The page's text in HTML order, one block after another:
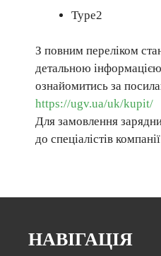
Type2
З повним переліком
детальною
ознайомитись за
https://ugv.ua/uk/kupit/
Для замовлення
до спеціалістів
НАВІГАЦІЯ